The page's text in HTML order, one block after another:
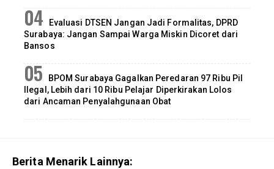
Evaluasi DTSEN Jangan Jadi Formalitas, DPRD
Surabaya: Jangan Sampai Warga Miskin Dicoret dari
Bansos
BPOM Surabaya Gagalkan Peredaran 97 Ribu Pil
Ilegal, Lebih dari 10 Ribu Pelajar Diperkirakan Lolos
dari Ancaman Penyalahgunaan Obat
Berita Menarik Lainnya: